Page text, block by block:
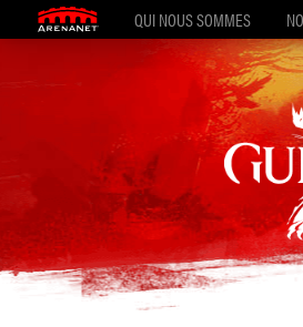
QUI NOUS SOMMES